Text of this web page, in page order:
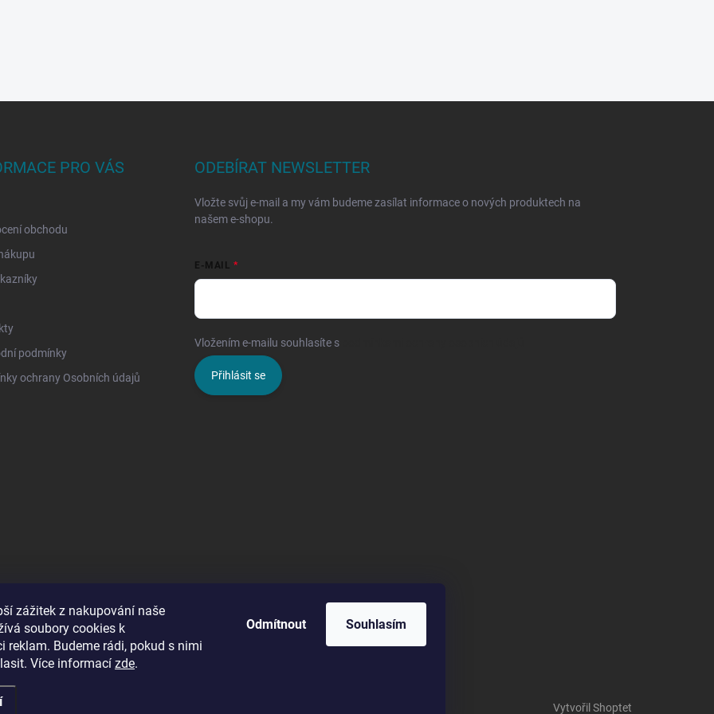
zážitek z nakupování naše
soubory cookies k
reklam. Budeme rádi, pokud s nimi
Více informací zde.
Odmítnout Souhlasím
PRO VÁS
obchodu
podmínky
ochrany Osobních údajů
ODEBÍRAT NEWSLETTER
Vložte svůj e-mail a my vám budeme zasílat informace o nových produktech na
našem e-shopu.
E-MAIL
Vložením e-mailu souhlasíte s
Přihlásit se
Vytvořil Shoptet
nastavení cookies